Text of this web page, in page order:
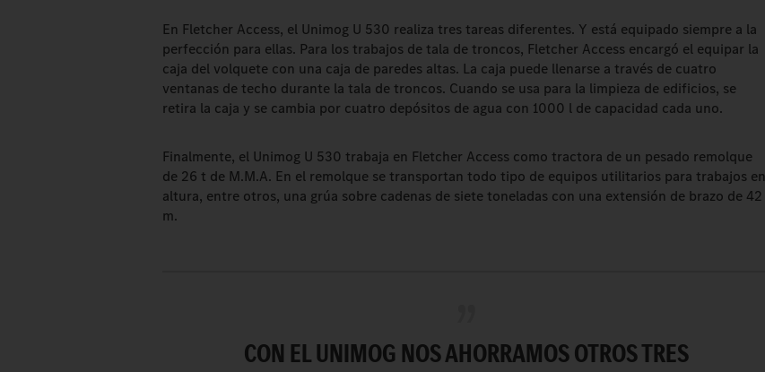
En Fletcher Access, el Unimog U 530 realiza tres tareas diferentes. Y está equipado siempre a la
perfección para ellas. Para los trabajos de tala de troncos, Fletcher Access encargó el equipar la
caja del volquete con una caja de paredes altas. La caja puede llenarse a través de cuatro
ventanas de techo durante la tala de troncos. Cuando se usa para la limpieza de edificios, se
retira la caja y se cambia por cuatro depósitos de agua con 1000 l de capacidad cada uno.
Finalmente, el Unimog U 530 trabaja en Fletcher Access como tractora de un pesado remolque
de 26 t de M.M.A. En el remolque se transportan todo tipo de equipos utilitarios para trabajos en
altura, entre otros, una grúa sobre cadenas de siete toneladas con una extensión de brazo de 42
m.
CON EL UNIMOG NOS AHORRAMOS OTROS TRES